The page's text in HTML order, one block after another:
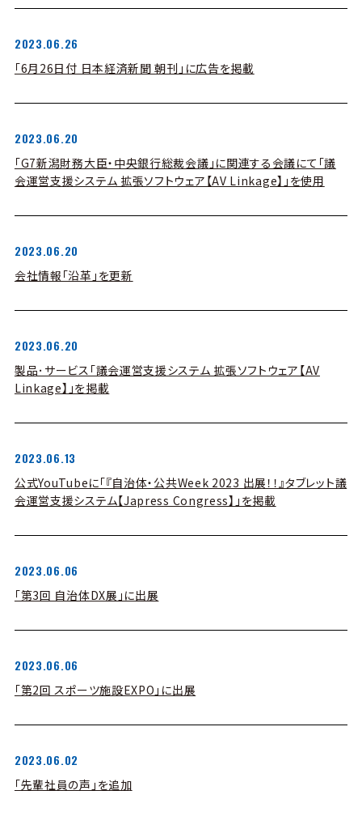
2023.06.26
「6月26日付 日本経済新聞 朝刊」に広告を掲載
2023.06.20
「G7新潟財務大臣・中央銀行総裁会議」に関連する会議にて「議
会運営支援システム 拡張ソフトウェア【AV Linkage】」を使用
2023.06.20
会社情報「沿革」を更新
2023.06.20
製品･サービス「議会運営支援システム 拡張ソフトウェア【AV
Linkage】」を掲載
2023.06.13
公式YouTubeに「『自治体・公共Week 2023 出展！！』タブレット議
会運営支援システム【Japress Congress】」を掲載
2023.06.06
「第3回 自治体DX展」に出展
2023.06.06
「第2回 スポーツ施設EXPO」に出展
2023.06.02
「先輩社員の声」を追加